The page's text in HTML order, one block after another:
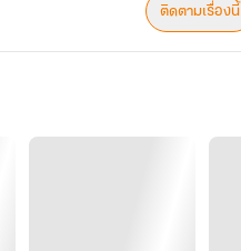
ติดตามเรื่องนี้